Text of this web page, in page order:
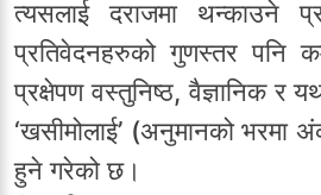
त्यसलाई दराजमा थन्काउने
प्रतिवेदनहरुको गुणस्तर पनि
प्रक्षेपण वस्तुनिष्ठ, वैज्ञानिक र
‘खसीमोलाई’ (अनुमानको भरमा
हुने गरेको छ।